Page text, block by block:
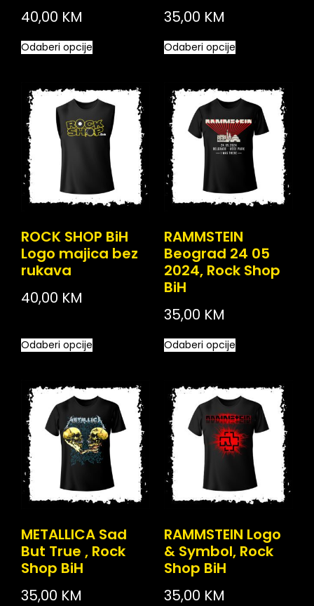
40,00 KM
Odaberi opcije
35,00 KM
Odaberi opcije
ROCK SHOP BiH
Logo majica bez
rukava
40,00 KM
Odaberi opcije
RAMMSTEIN
Beograd 24 05
2024, Rock Shop
BiH
35,00 KM
Odaberi opcije
METALLICA Sad
But True , Rock
Shop BiH
35,00 KM
RAMMSTEIN Logo
& Symbol, Rock
Shop BiH
35,00 KM